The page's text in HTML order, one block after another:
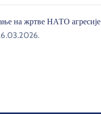
на жртве НАТО агресије